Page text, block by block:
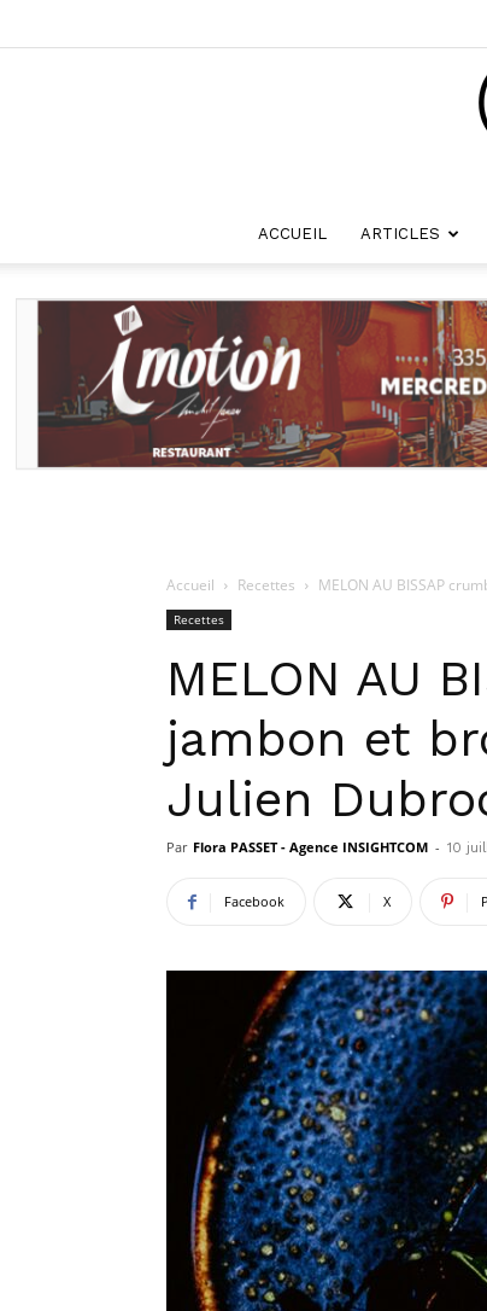
ACCUEIL ARTICLES
Accueil Recettes MELON AU BISSAP
Recettes
MELON AU
jambon et
Julien
Par Flora PASSET - Agence INSIGHTCOM - 10
Facebook X